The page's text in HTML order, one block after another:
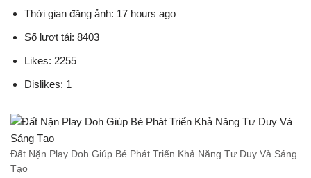
Thời gian đăng ảnh: 17 hours ago
Số lượt tải: 8403
Likes: 2255
Dislikes: 1
Đất Nặn Play Doh Giúp Bé Phát Triển Khả Năng Tư Duy Và Sáng
Tạo